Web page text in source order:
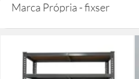
Marca Própria - fixser